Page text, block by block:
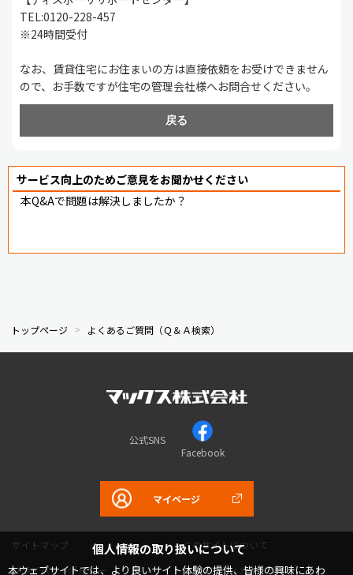
個人情報の取り扱いについて
本ウェブサイトでは、より良いサイト体験の提供、皆様の興味にあわ
TEL:0120-228-457
※24時間受付
なお、賃貸住宅にお住まいの方は直接依頼をお受けできません
ので、お手数ですが住宅の管理会社様へお問合せください。
戻る
サービス向上のためご意見をお聞かせください
本Q&Aで問題は解決しましたか？
トップページ よくあるご質問（Ｑ＆Ａ検索）
公式SNS
Facebook
マイページ
サイトマップ
このサイトについて
プライバシーポリシー
コミュニティガイドライン